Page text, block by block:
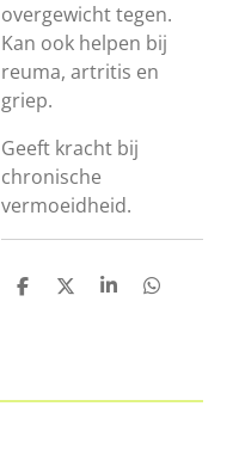
overgewicht tegen.
Kan ook helpen bij
reuma, artritis en
griep.
Geeft kracht bij
chronische
vermoeidheid.
D
D
S
D